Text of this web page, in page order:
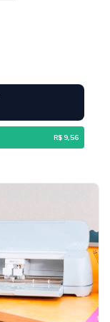
R$ 9,56